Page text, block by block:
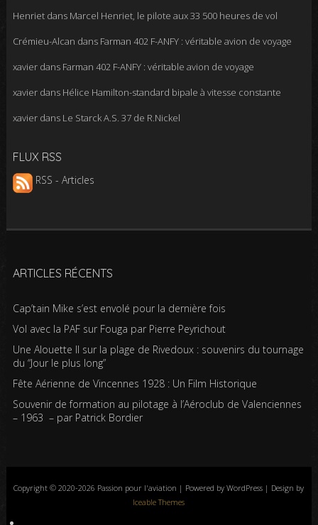
Henrietdans Marcel Henriet, le pilote aux 33 500 heures de vol
Crémieu-Alcan dans Farman 402 F-ANFY : véritable avion de voyage
xavierdans Farman 402 F-ANFY : véritable avion de voyage
xavierdans Hélice Hamilton-standard bipale à vitesse constante
xavierdans Le Starck A.S. 37 de R.Nickel
FLUX RSS
RSS - Articles
ARTICLES RÉCENTS
Cap’tain Mike s’est envolé pour la dernière fois
Vol avec la PAF sur Fouga par Pierre Peyrichout
Une Alouette II sur la plage de Rivedoux : souvenirs du tournage
du “Jour le plus long”
Fête Aérienne de Vincennes 1928 : Un Film Historique
Souvenir de formation au pilotage à l’Aéroclub de Valenciennes
– 1963 – par Patrick Bordier
Copyright © 2020-2026 Passion pour l'aviation | Powered by WordPress | Design by
Iceable Themes